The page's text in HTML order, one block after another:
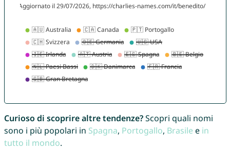
Curioso di scoprire altre tendenze?Scopri quali nomi
sono i più popolari in Spagna, Portogallo, Brasile e in
tutto il mondo.